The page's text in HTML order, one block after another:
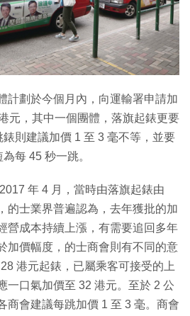
計劃於今個月內，向運輸署申請加
元，其中一個團體，落旗起錶更要
則建議加價 1 至 3 毫不等，並要
每 45 秒一跳。
年 4 月，當時由落旗起錶由
的士業界普遍認為，去年獲批的加
營成本持續上漲，有需要追回多年
加價幅度，的士商會則有不同的意
港元起錶，已屬乘客可接受的上
一口氣加價至 32 港元。至於 2 公
商會建議每跳加價 1 至 3 毫。商會